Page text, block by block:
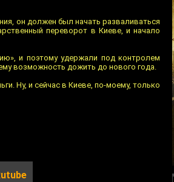
он должен был начать разваливаться
переворот в Киеве, и начало
и поэтому удержали под контролем
возможность дожить до нового года.
Ну, и сейчас в Киеве, по-моему, только